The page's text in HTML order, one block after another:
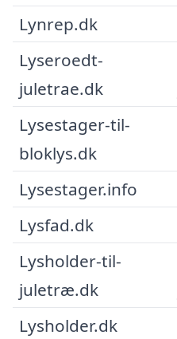
Lynrep.dk
Lyseroedt-
juletrae.dk
Lysestager-til-
bloklys.dk
Lysestager.info
Lysfad.dk
Lysholder-til-
juletræ.dk
Lysholder.dk